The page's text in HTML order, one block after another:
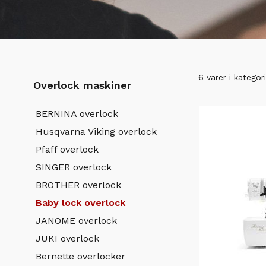
Overlock maskiner
BERNINA overlock
Husqvarna Viking overlock
Pfaff overlock
SINGER overlock
BROTHER overlock
Baby lock overlock
JANOME overlock
JUKI overlock
Bernette overlocker
6 varer i